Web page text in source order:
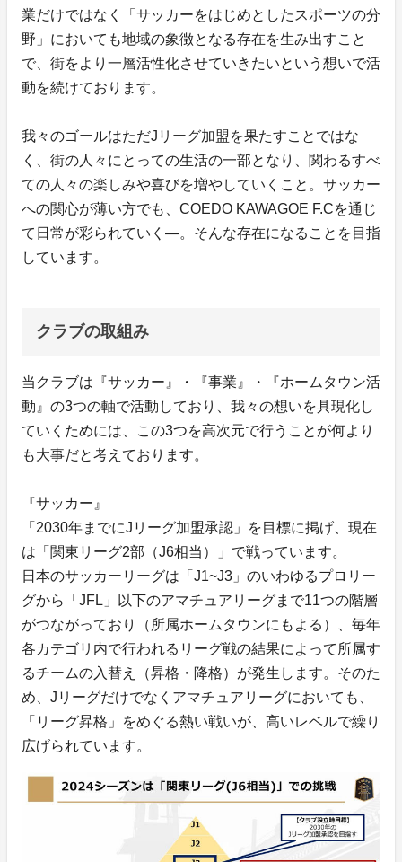
業だけではなく「サッカーをはじめとしたスポーツの分
野」においても地域の象徴となる存在を生み出すこと
で、街をより一層活性化させていきたいという想いで活
動を続けております。
我々のゴールはただJリーグ加盟を果たすことではな
く、街の人々にとっての生活の一部となり、関わるすべ
ての人々の楽しみや喜びを増やしていくこと。サッカー
への関心が薄い方でも、COEDO KAWAGOE F.Cを通じ
て日常が彩られていく―。そんな存在になることを目指
しています。
クラブの取組み
当クラブは『サッカー』・『事業』・『ホームタウン活
動』の3つの軸で活動しており、我々の想いを具現化し
ていくためには、この3つを高次元で行うことが何より
も大事だと考えております。
『サッカー』
「2030年までにJリーグ加盟承認」を目標に掲げ、現在
は「関東リーグ2部（J6相当）」で戦っています。
日本のサッカーリーグは「J1~J3」のいわゆるプロリー
グから「JFL」以下のアマチュアリーグまで11つの階層
がつながっており（所属ホームタウンにもよる）、毎年
各カテゴリ内で行われるリーグ戦の結果によって所属す
るチームの入替え（昇格・降格）が発生します。そのた
め、Jリーグだけでなくアマチュアリーグにおいても、
「リーグ昇格」をめぐる熱い戦いが、高いレベルで繰り
広げられています。